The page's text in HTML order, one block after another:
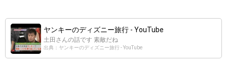
ヤンキーのディズニー旅行 - YouTube
土田さんの話です 素敵だね
出典：ヤンキーのディズニー旅行 - YouTube